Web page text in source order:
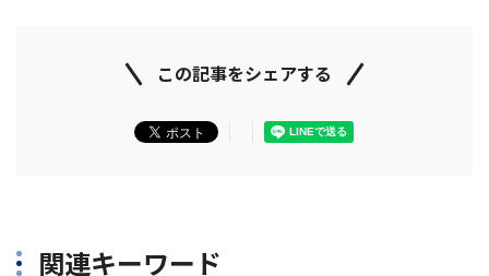
この記事をシェアする
関連キーワード